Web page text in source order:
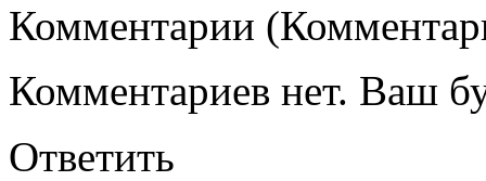
Комментарии
Комментариев нет. Ваш
Ответить